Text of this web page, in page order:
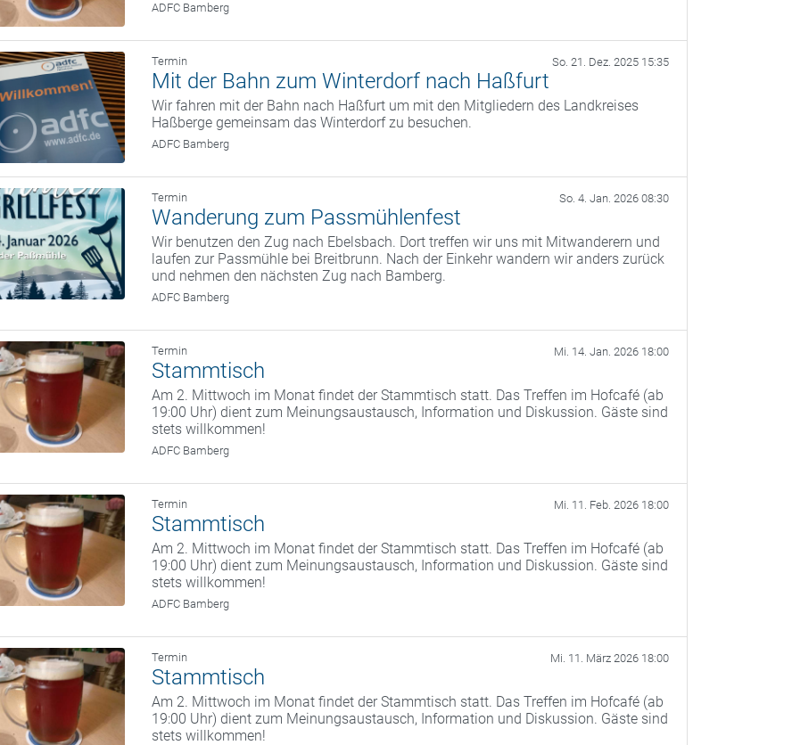
ADFC Bamberg
Termin So. 21. Dez. 2025 15:35
Mit der Bahn zum Winterdorf nach Haßfurt
Wir fahren mit der Bahn nach Haßfurt um mit den Mitgliedern des Landkreises
Haßberge gemeinsam das Winterdorf zu besuchen.
ADFC Bamberg
Termin So. 4. Jan. 2026 08:30
Wanderung zum Passmühlenfest
Wir benutzen den Zug nach Ebelsbach. Dort treffen wir uns mit Mitwanderern und
laufen zur Passmühle bei Breitbrunn. Nach der Einkehr wandern wir anders zurück
und nehmen den nächsten Zug nach Bamberg.
ADFC Bamberg
Termin Mi. 14. Jan. 2026 18:00
Stammtisch
Am 2. Mittwoch im Monat findet der Stammtisch statt. Das Treffen im Hofcafé (ab
19:00 Uhr) dient zum Meinungsaustausch, Information und Diskussion. Gäste sind
stets willkommen!
ADFC Bamberg
Termin Mi. 11. Feb. 2026 18:00
Stammtisch
Am 2. Mittwoch im Monat findet der Stammtisch statt. Das Treffen im Hofcafé (ab
19:00 Uhr) dient zum Meinungsaustausch, Information und Diskussion. Gäste sind
stets willkommen!
ADFC Bamberg
Termin Mi. 11. März 2026 18:00
Stammtisch
Am 2. Mittwoch im Monat findet der Stammtisch statt. Das Treffen im Hofcafé (ab
19:00 Uhr) dient zum Meinungsaustausch, Information und Diskussion. Gäste sind
stets willkommen!